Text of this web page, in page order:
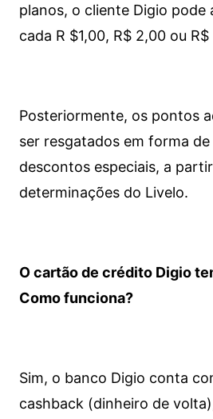
planos, o cliente Digio pode
cada R $1,00, R$ 2,00 ou
Posteriormente, os pontos
ser resgatados em forma
descontos especiais, a
determinações do Livelo.
O cartão de crédito Digio
Como funciona?
Sim, o banco Digio conta
cashback (dinheiro de